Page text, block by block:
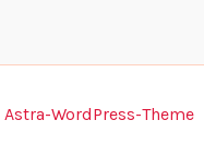
Astra-WordPress-Theme